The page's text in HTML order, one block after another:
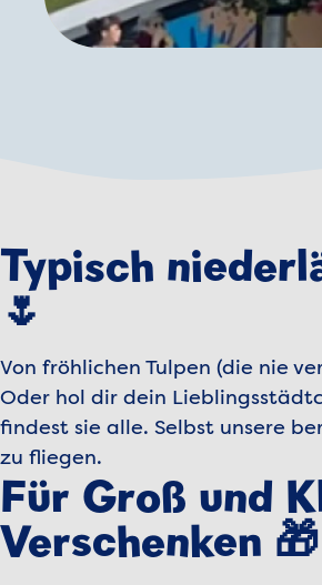
Typisch
🌷
Von fröhlichen Tulpen (die nie
Oder hol dir dein
findest sie alle. Selbst unsere
zu fliegen.
Für Groß und
Verschenken 🎁